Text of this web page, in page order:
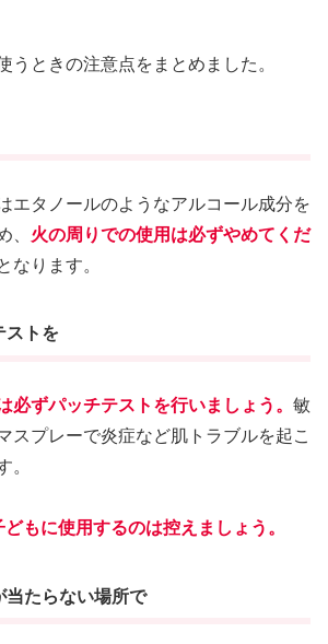
うときの注意点をまとめました。
エタノールのようなアルコール成分を
、 火の周りでの使用は必ずやめてくだ
なります。
ストを
必ずパッチテストを行いましょう。 敏
スプレーで炎症など肌トラブルを起こ
。
もに使用するのは控えましょう。
当たらない場所で